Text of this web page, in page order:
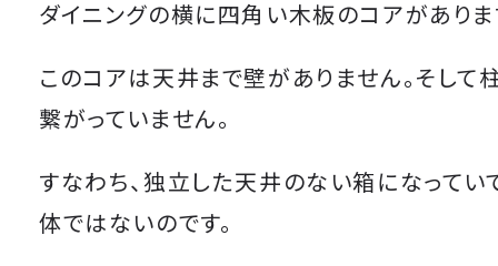
ダイニングの横に四角い木板のコアがありま
このコアは天井まで壁がありません。そして
繋がっていません。
すなわち、独立した天井のない箱になってい
体ではないのです。